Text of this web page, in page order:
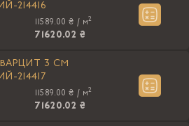
214416
11589.00 ₴ / м2
71620.02 ₴
3 CM
214417
11589.00 ₴ / м2
71620.02 ₴